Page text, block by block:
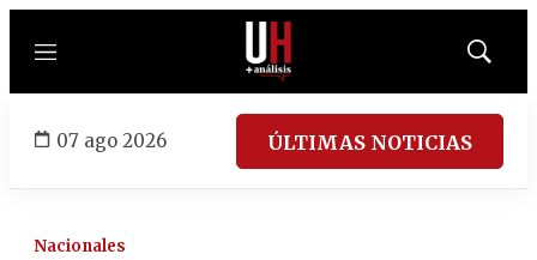
Menú
Mostrar
07 ago 2026 ÚLTIMAS NOTICIAS
Nacionales